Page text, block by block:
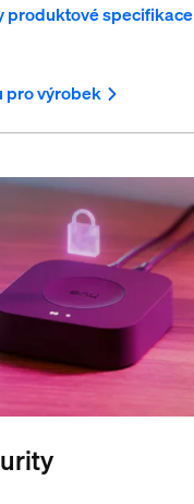
produktové specifikace
pro výrobek